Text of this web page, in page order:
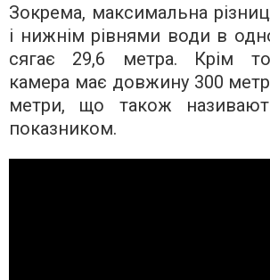
Зокрема, максимальна
і нижнім рівнями води в
сягає 29,6 метра. Крім
камера має довжину 300
метри, що також
показником.